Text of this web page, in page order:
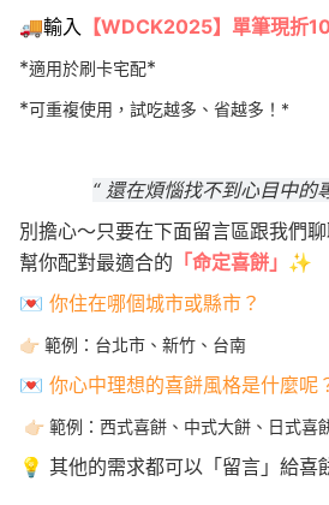
🚚輸入 【WDCK2025】單筆現折
*適用於刷卡宅配*
*可重複使用，試吃越多、省越多！*
“ 還在煩惱找不到心目中的
別擔心～只要在下面留言區跟我們
幫你配對最適合的 「命定喜餅」 ✨
💌 你住在哪個城市或縣市？
👉🏻 範例：台北市、新竹、台南
💌 你心中理想的喜餅風格是什麼呢
👉🏻 範例：西式喜餅、中式大餅、日式喜
💡 其他的需求都可以「留言」給喜